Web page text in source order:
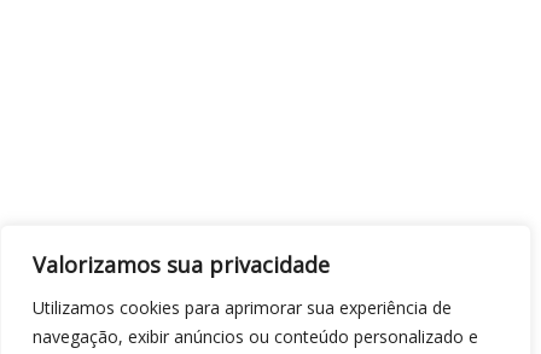
Valorizamos sua privacidade
Utilizamos cookies para aprimorar sua experiência de
navegação, exibir anúncios ou conteúdo personalizado e